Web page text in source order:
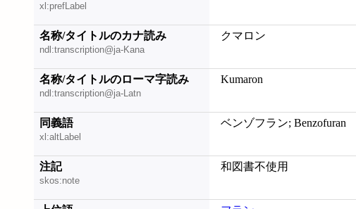
xl:prefLabel
名称/タイトルのカナ読み
ndl:transcription@ja-Kana
クマロン
名称/タイトルのローマ字読み
ndl:transcription@ja-Latn
Kumaron
同義語
xl:altLabel
ベンゾフラン; Benzofuran
注記
skos:note
和図書不使用